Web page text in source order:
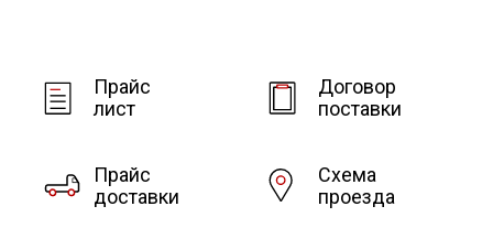
Прайс
лист
Договор
поставки
Прайс
доставки
Схема
проезда